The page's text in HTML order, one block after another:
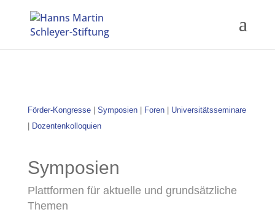
Förder-Kongresse Symposien Foren| Universitätsseminare
Dozentenkolloquien
Symposien
Plattformen für aktuelle und grundsätzliche
Themen